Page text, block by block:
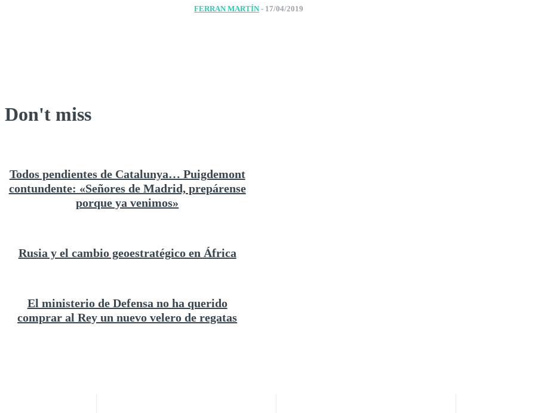
FERRAN MARTÍN - 17/04/2019
Don't miss
Todos pendientes de Catalunya… Puigdemont
contundente: «Señores de Madrid, prepárense
porque ya venimos»
Rusia y el cambio geoestratégico en África
El ministerio de Defensa no ha querido
comprar al Rey un nuevo velero de regatas